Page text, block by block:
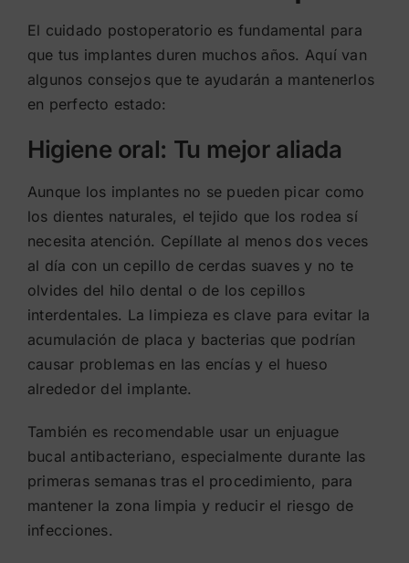
El cuidado postoperatorio es fundamental para
que tus implantes duren muchos años. Aquí van
algunos consejos que te ayudarán a mantenerlos
en perfecto estado:
Higiene oral: Tu mejor aliada
Aunque los implantes no se pueden picar como
los dientes naturales, el tejido que los rodea sí
necesita atención. Cepíllate al menos dos veces
al día con un cepillo de cerdas suaves y no te
olvides del hilo dental o de los cepillos
interdentales. La limpieza es clave para evitar la
acumulación de placa y bacterias que podrían
causar problemas en las encías y el hueso
alrededor del implante.
También es recomendable usar un enjuague
bucal antibacteriano, especialmente durante las
primeras semanas tras el procedimiento, para
mantener la zona limpia y reducir el riesgo de
infecciones.